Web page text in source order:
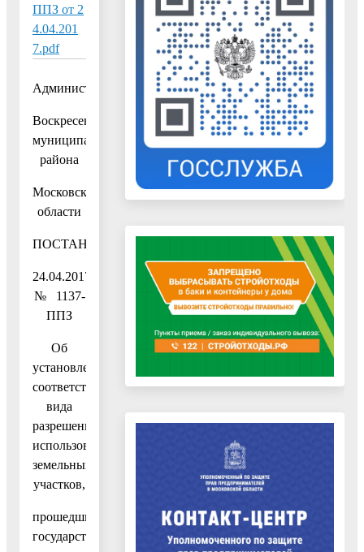
ППЗ от 2
4.04.201
7.pdf
Администрация
Воскресенского
муниципального
района
Московской
области
ПОСТАНОВЛЕНИЕ
24.04.2017
№ 1137-
ППЗ
Об
установлении
соответствия
вида
разрешенного
использования
земельных
участков,
прошедших
государственный